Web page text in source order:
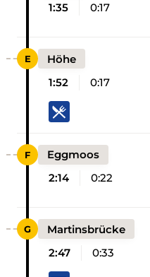
1:35
0:17
Höhe
1:52
0:17
Eggmoos
2:14
0:22
Martinsbrücke
2:47
0:33